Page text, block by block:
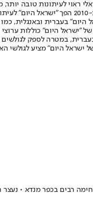
לעיתונות טובה יותר,
תשלום. המהדורה המודפסת הראשונה
"ישראל היום" כוללות
בעברית, במטרה לספק
ישראל היום" מציע
רבים בכפר מנדא •